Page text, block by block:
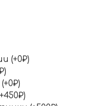
(+0₽)